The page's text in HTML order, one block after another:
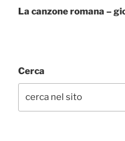
successivo
La canzone romana –
Cerca